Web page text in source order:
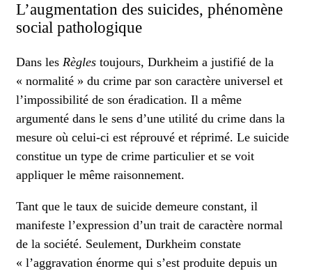
L’augmentation des suicides, phénomène
social pathologique
Dans les Règles toujours, Durkheim a justifié de la
« normalité » du crime par son caractère universel et
l’impossibilité de son éradication. Il a même
argumenté dans le sens d’une utilité du crime dans la
mesure où celui-ci est réprouvé et réprimé. Le suicide
constitue un type de crime particulier et se voit
appliquer le même raisonnement.
Tant que le taux de suicide demeure constant, il
manifeste l’expression d’un trait de caractère normal
de la société. Seulement, Durkheim constate
« l’aggravation énorme qui s’est produite depuis un